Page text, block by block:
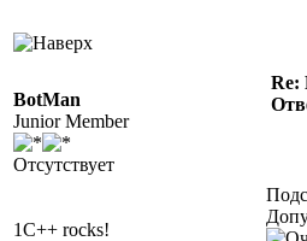
BotMan
Junior Member
Отсутствует
1C++ rocks!
Re: